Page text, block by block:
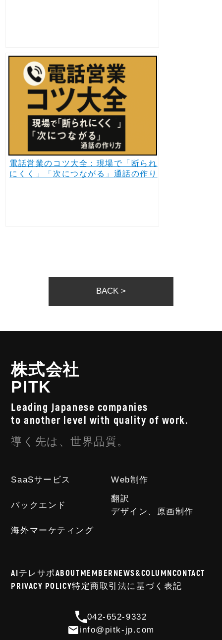
電話営業のコツ大全：現場で「断られ
にくく」「次につながる」通話の作り
BACK >
株式会社
PITK
Leading Japanese companies
to another level with quality of work.
導く先は、世界品質。
SaaSサービス Web制作
バックエンド
翻訳
デザイン、原画制作
海外マーケティング
AIテレサポABOUTMEMBERNEWS&COLUMNCONTACT
PRIVACY POLICY特定商取引法に基づく表記
042-652-9332
info@pitk-jp.com